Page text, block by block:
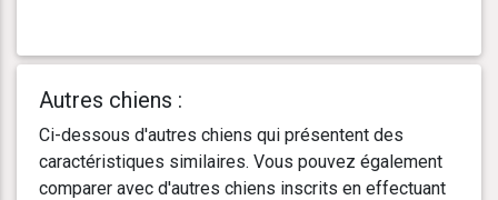
Autres chiens :
Ci-dessous d'autres chiens qui présentent des
caractéristiques similaires. Vous pouvez également
comparer avec d'autres chiens inscrits en effectuant